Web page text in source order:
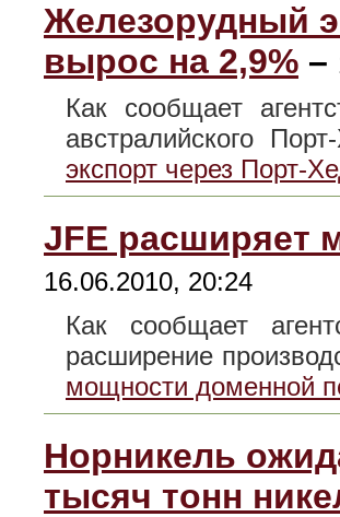
Железорудный
вырос на 2,9% –
Как сообщает
австралийского
экспорт через Порт-
JFE расширяет
16.06.2010, 20:24
Как сообщает
расширение
мощности доменной
Норникель
тысяч тонн